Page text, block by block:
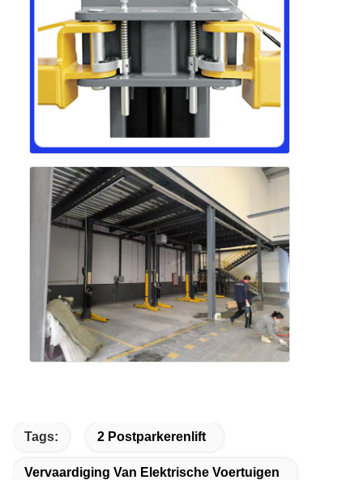
Tags: 2 Postparkerenlift
Vervaardiging Van Elektrische Voertuigen